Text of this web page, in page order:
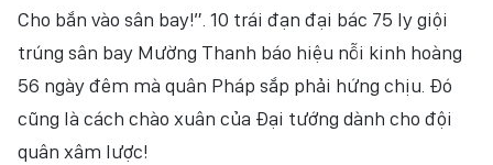
Cho bắn vào sân bay!”. 10 trái đạn đại bác 75 ly giội
trúng sân bay Mường Thanh báo hiệu nỗi kinh hoàng
56 ngày đêm mà quân Pháp sắp phải hứng chịu. Đó
cũng là cách chào xuân của Đại tướng dành cho đội
quân xâm lược!